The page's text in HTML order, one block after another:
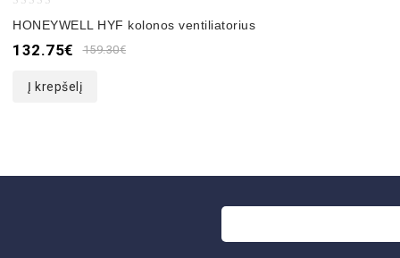
HONEYWELL HYF kolonos ventiliatorius
159.30€
132.75€
Į krepšelį